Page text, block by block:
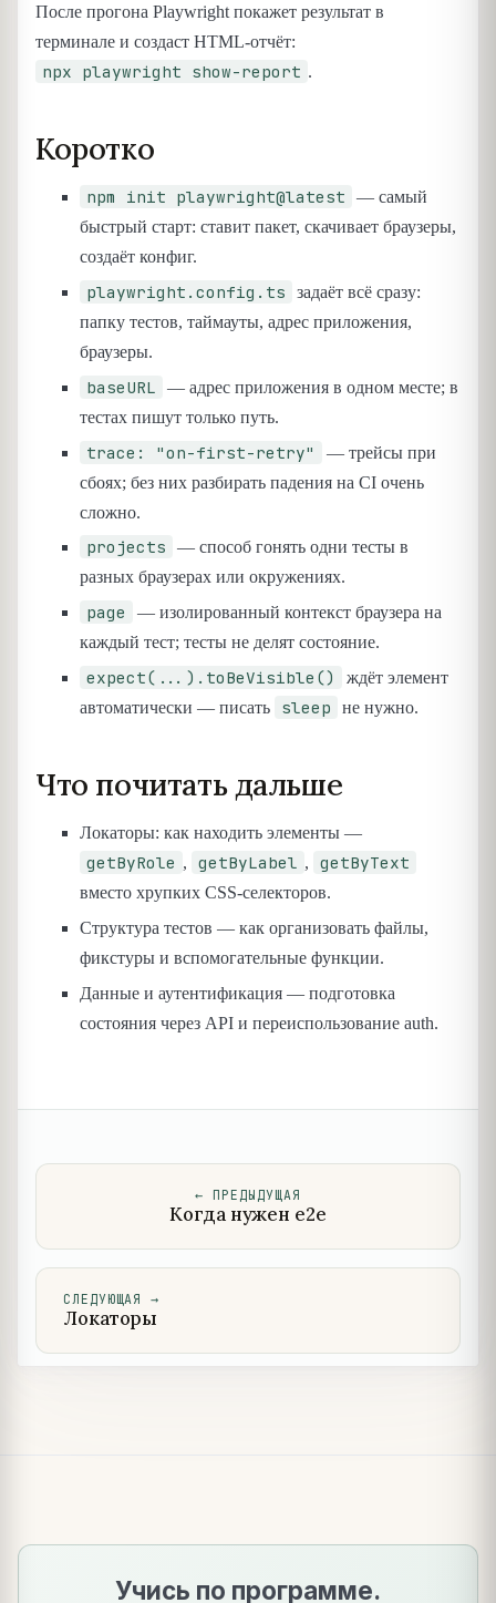
После прогона Playwright покажет результат в
терминале и создаст HTML-отчёт:
npx playwright show-report .
Коротко
npm init playwright@latest
— самый
быстрый старт: ставит пакет, скачивает браузеры,
создаёт конфиг.
playwright.config.ts
задаёт всё сразу:
папку тестов, таймауты, адрес приложения,
браузеры.
baseURL
— адрес приложения в одном месте; в
тестах пишут только путь.
trace: "on-first-retry"
— трейсы при
сбоях; без них разбирать падения на CI очень
сложно.
projects
— способ гонять одни тесты в
разных браузерах или окружениях.
page
— изолированный контекст браузера на
каждый тест; тесты не делят состояние.
expect(...).toBeVisible()
ждёт элемент
автоматически — писать
sleep не нужно.
Что почитать дальше
Локаторы: как находить элементы —
getByRole , getByLabel , getByText
вместо хрупких CSS-селекторов.
Структура тестов — как организовать файлы,
фикстуры и вспомогательные функции.
Данные и аутентификация — подготовка
состояния через API и переиспользование auth.
← ПРЕДЫДУЩАЯ
Когда нужен e2e
СЛЕДУЮЩАЯ →
Локаторы
Учись по программе.